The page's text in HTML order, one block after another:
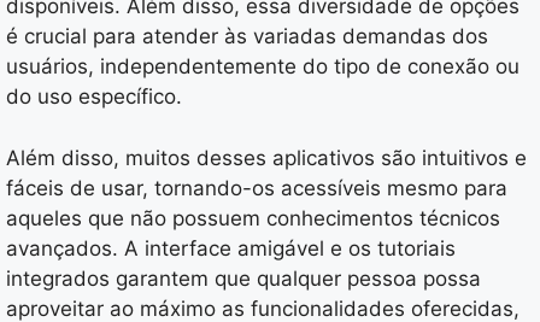
disponíveis. Além disso, essa diversidade de opções
é crucial para atender às variadas demandas dos
usuários, independentemente do tipo de conexão ou
do uso específico.
Além disso, muitos desses aplicativos são intuitivos e
fáceis de usar, tornando-os acessíveis mesmo para
aqueles que não possuem conhecimentos técnicos
avançados. A interface amigável e os tutoriais
integrados garantem que qualquer pessoa possa
aproveitar ao máximo as funcionalidades oferecidas,